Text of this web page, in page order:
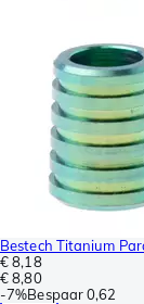
Bestech Titanium
€ 8,18
€ 8,80
-7%Bespaar0,62